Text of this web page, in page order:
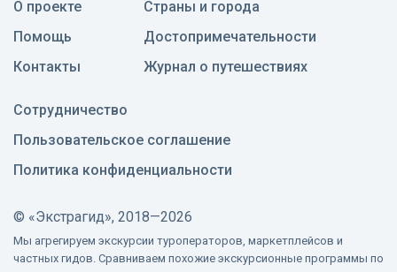
О проекте
Помощь
Контакты
Страны и города
Достопримечательности
Журнал о путешествиях
Сотрудничество
Пользовательское соглашение
Политика конфиденциальности
© «Экстрагид», 2018—2026
Мы агрегируем экскурсии туроператоров, маркетплейсов и
частных гидов. Сравниваем похожие экскурсионные программы по